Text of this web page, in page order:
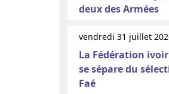
deux des Armées
vendredi 31 juillet
La Fédération
se sépare du
Faé